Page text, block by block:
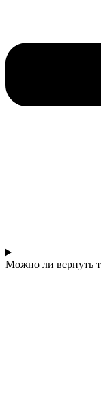
Можно ли вернуть